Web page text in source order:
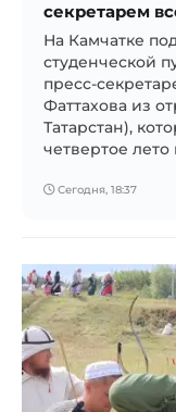
секретарем
На Камчатке
студенческой
пресс-
Фаттахова из
Татарстан),
четвертое лето
Сегодня, 18:37